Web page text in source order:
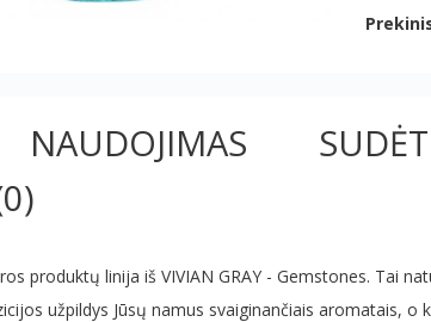
NAUDOJIMAS
produktų linija iš VIVIAN GRAY - Gemstones. Tai
užpildys Jūsų namus svaiginančiais aromatais, o